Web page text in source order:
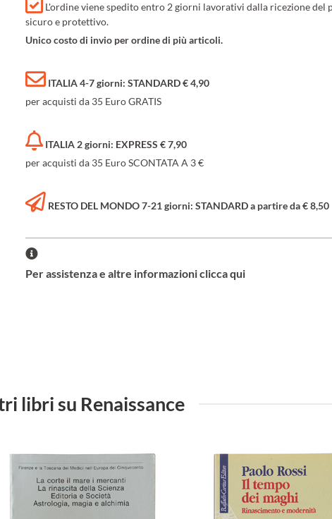
L'ordine viene spedito entro 2 giorni lavorativi dalla ricezione del
sicuro e protettivo.
Unico costo di invio per ordine di più articoli.
ITALIA 4-7 giorni: STANDARD € 4,90
per acquisti da 35 Euro GRATIS
ITALIA 2 giorni: EXPRESS € 7,90
per acquisti da 35 Euro SCONTATA A 3 €
RESTO DEL MONDO 7-21 giorni: STANDARD a partire da € 8,50
Per assistenza e altre informazioni clicca qui
libri su Renaissance